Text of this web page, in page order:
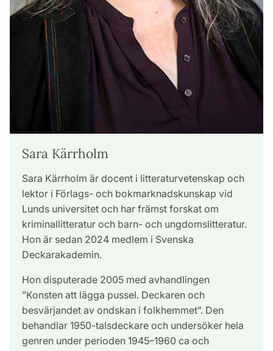
Sara Kärrholm
Sara Kärrholm är docent i litteraturvetenskap och
lektor i Förlags- och bokmarknadskunskap vid
Lunds universitet och har främst forskat om
kriminallitteratur och barn- och ungdomslitteratur.
Hon är sedan 2024 medlem i Svenska
Deckarakademin.
Hon disputerade 2005 med avhandlingen
”Konsten att lägga pussel. Deckaren och
besvärjandet av ondskan i folkhemmet”. Den
behandlar 1950-talsdeckare och undersöker hela
genren under perioden 1945–1960 ca och